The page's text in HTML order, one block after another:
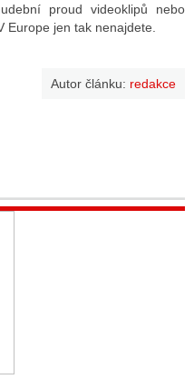
proud videoklipů nebo
jen tak nenajdete.
Autor článku: redakce